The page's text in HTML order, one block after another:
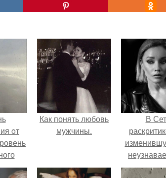
oт
Как понять любовь
мужчины.
В
Марину